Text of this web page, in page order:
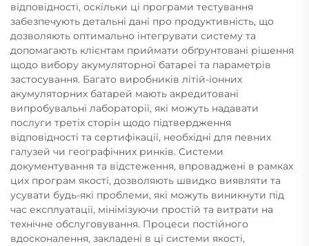
відповідності, оскільки ці програми тестування
забезпечують детальні дані про продуктивність, що
дозволяють оптимально інтегрувати систему та
допомагають клієнтам приймати обґрунтовані рішення
щодо вибору акумуляторної батареї та параметрів
застосування. Багато виробників літій-іонних
акумуляторних батарей мають акредитовані
випробувальні лабораторії, які можуть надавати
послуги третіх сторін щодо підтвердження
відповідності та сертифікації, необхідні для певних
галузей чи географічних ринків. Системи
документування та відстеження, впроваджені в рамках
цих програм якості, дозволяють швидко виявляти та
усувати будь-які проблеми, які можуть виникнути під
час експлуатації, мінімізуючи простій та витрати на
технічне обслуговування. Процеси постійного
вдосконалення, закладені в ці системи якості,